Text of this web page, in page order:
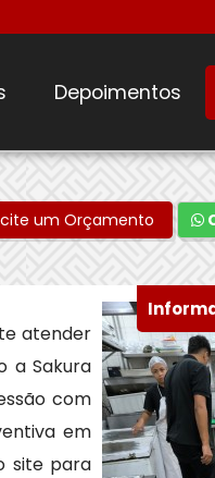
Depoimentos
um Orçamento
atender
a Sakura
com
em
site para